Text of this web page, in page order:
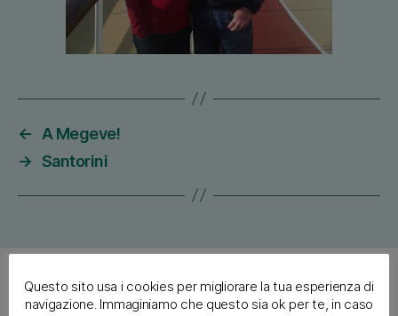
←
A Megeve!
→ Santorini
Archives
Questo sito usa i cookies per migliorare la tua esperienza di
navigazione. Immaginiamo che questo sia ok per te, in caso